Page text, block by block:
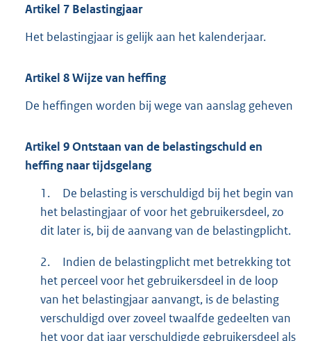
Artikel 7 Belastingjaar
Het belastingjaar is gelijk aan het kalenderjaar.
Artikel 8Wijze van heffing
De heffingen worden bij wege van aanslag geheven
Artikel 9Ontstaan van de belastingschuld en
heffing naar tijdsgelang
1.
De belasting is verschuldigd bij het begin van
het belastingjaar of voor het gebruikersdeel, zo
dit later is, bij de aanvang van de belastingplicht.
2.
Indien de belastingplicht met betrekking tot
het perceel voor het gebruikersdeel in de loop
van het belastingjaar aanvangt, is de belasting
verschuldigd over zoveel twaalfde gedeelten van
het voor dat jaar verschuldigde gebruikersdeel als